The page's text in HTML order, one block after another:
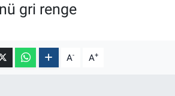
gri renge
A- A+